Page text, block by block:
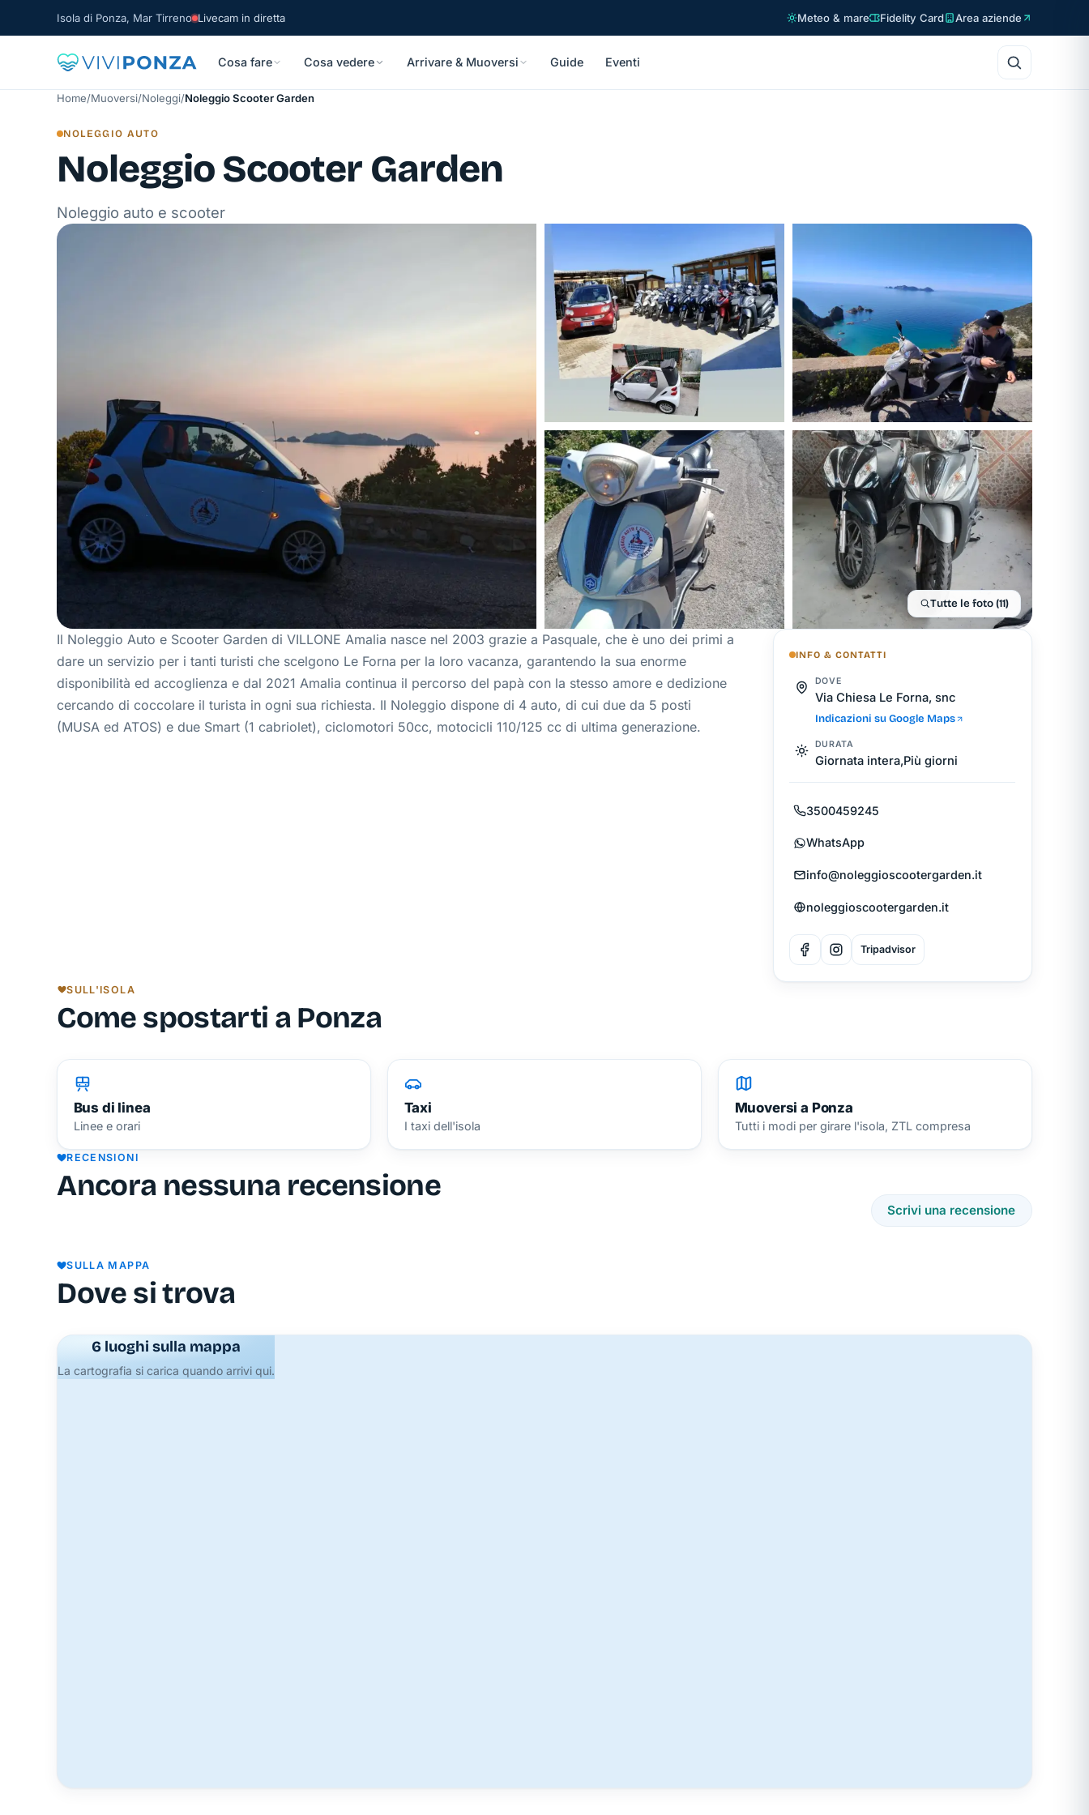
Isola di Ponza, Mar Tirreno Livecam in diretta Meteo & mare Fidelity Card Area aziende
Cosa fare Cosa vedere Arrivare & Muoversi Guide Eventi
Home/Muoversi/Noleggi/Noleggio Scooter Garden
NOLEGGIO AUTO
Noleggio Scooter Garden
Noleggio auto e scooter
Tutte le foto (11)
Il Noleggio Auto e Scooter Garden di VILLONE Amalia nasce nel 2003 grazie a Pasquale, che è uno dei primi a
dare un servizio per i tanti turisti che scelgono Le Forna per la loro vacanza, garantendo la sua enorme
disponibilità ed accoglienza e dal 2021 Amalia continua il percorso del papà con la stesso amore e dedizione
cercando di coccolare il turista in ogni sua richiesta. Il Noleggio dispone di 4 auto, di cui due da 5 posti
(MUSA ed ATOS) e due Smart (1 cabriolet), ciclomotori 50cc, motocicli 110/125 cc di ultima generazione.
INFO & CONTATTI
DOVE
Via Chiesa Le Forna, snc
Indicazioni su Google Maps
DURATA
Giornata intera,Più giorni
3500459245
WhatsApp
info@noleggioscootergarden.it
noleggioscootergarden.it
Tripadvisor
SULL'ISOLA
Come spostarti a Ponza
Bus di linea
Linee e orari
Taxi
I taxi dell'isola
Muoversi a Ponza
Tutti i modi per girare l'isola, ZTL compresa
RECENSIONI
Ancora nessuna recensione
Scrivi una recensione
SULLA MAPPA
Dove si trova
6 luoghi sulla mappa
La cartografia si carica quando arrivi qui.